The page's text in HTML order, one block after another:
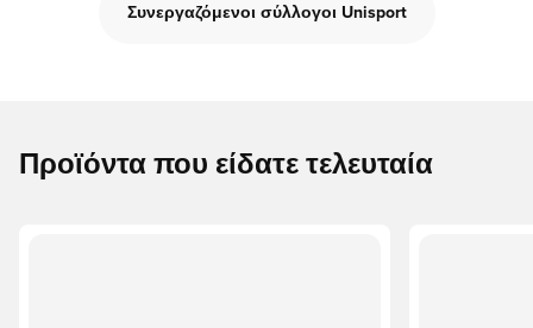
Συνεργαζόμενοι σύλλογοι Unisport
Προϊόντα που είδατε τελευταία